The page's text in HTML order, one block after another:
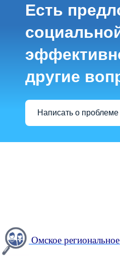
Есть
другие
Написать о проблеме
Омское